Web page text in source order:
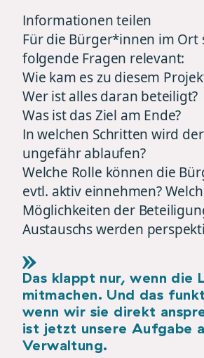
Informationen teilen
Für die Bürger*innen im Ort
folgende Fragen relevant:
Wie kam es zu diesem
Wer ist alles daran beteiligt?
Was ist das Ziel am Ende?
In welchen Schritten wird
ungefähr ablaufen?
Welche Rolle können die
evtl. aktiv einnehmen?
Möglichkeiten der
Austauschs werden
Das klappt nur, wenn die
mitmachen. Und das
wenn wir sie direkt
ist jetzt unsere Aufgabe
Verwaltung.